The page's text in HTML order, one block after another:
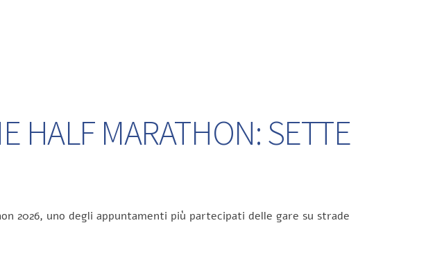
HALF MARATHON: SETTE
2026, uno degli appuntamenti più partecipati delle gare su strade